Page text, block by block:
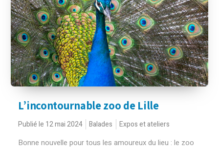
L’incontournable zoo de Lille
Publié le 12 mai 2024 Balades Expos et ateliers
Bonne nouvelle pour tous les amoureux du lieu : le zoo